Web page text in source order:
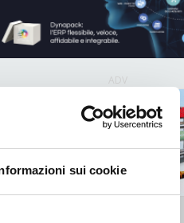
sui cookie
ADV